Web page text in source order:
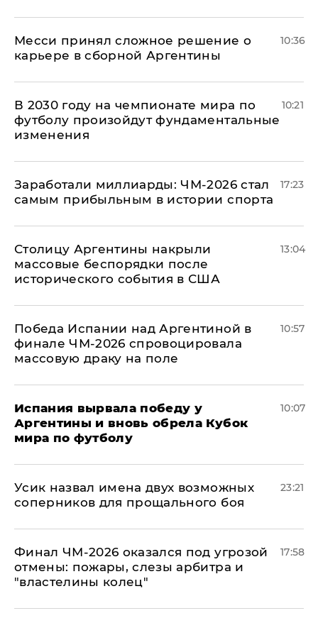
Месси принял сложное решение о
карьере в сборной Аргентины
10:36
В 2030 году на чемпионате мира по
футболу произойдут фундаментальные
изменения
10:21
Заработали миллиарды: ЧМ-2026 стал
самым прибыльным в истории спорта
17:23
Столицу Аргентины накрыли
массовые беспорядки после
исторического события в США
13:04
Победа Испании над Аргентиной в
финале ЧМ-2026 спровоцировала
массовую драку на поле
10:57
Испания вырвала победу у
Аргентины и вновь обрела Кубок
мира по футболу
10:07
Усик назвал имена двух возможных
соперников для прощального боя
23:21
Финал ЧМ-2026 оказался под угрозой
отмены: пожары, слезы арбитра и
"властелины колец"
17:58